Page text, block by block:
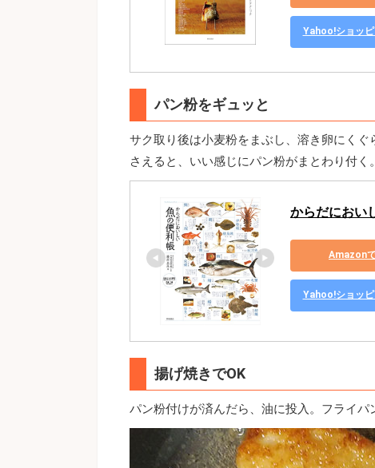
Yahoo!ショッ
パン粉をギュッと
サク取り後は小麦粉をまぶし、溶き卵にく
さえると、いい感じにパン粉がまとわり付く。
からだにおい
Amazon
Yahoo!ショッ
揚げ焼きでOK
パン粉付けが済んだら、油に投入。フライパ